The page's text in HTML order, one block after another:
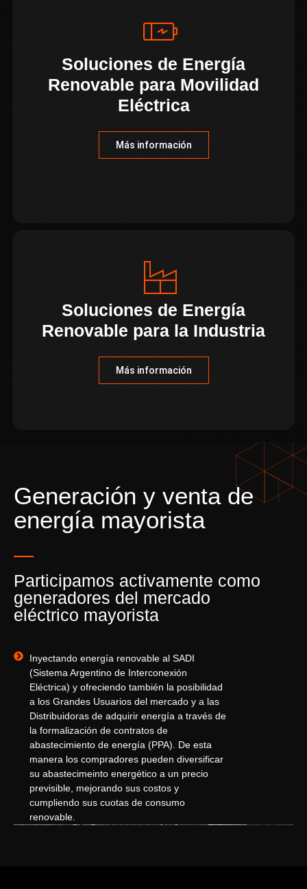
Soluciones de Energía
Renovable para Movilidad
Eléctrica
Más información
Soluciones de Energía
Renovable para la Industria
Más información
Generación y venta de
energía mayorista
Participamos activamente como
generadores del mercado
eléctrico mayorista
Inyectando energía renovable al SADI
(Sistema Argentino de Interconexión
Eléctrica) y ofreciendo también la posibilidad
a los Grandes Usuarios del mercado y a las
Distribuidoras de adquirir energía a través de
la formalización de contratos de
abastecimiento de energía (PPA). De esta
manera los compradores pueden diversificar
su abastecimeinto energético a un precio
previsible, mejorando sus costos y
cumpliendo sus cuotas de consumo
renovable.